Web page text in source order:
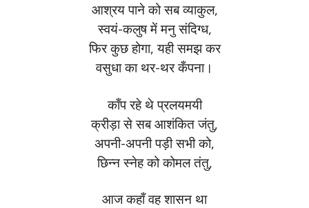
आश्रय पाने को सब व्याकुल,
स्वयं-कलुष में मनु संदिग्ध,
फिर कुछ होगा, यही समझ कर
वसुधा का थर-थर कँपना।
काँप रहे थे प्रलयमयी
क्रीड़ा से सब आशंकित जंतु,
अपनी-अपनी पड़ी सभी को,
छिन्न स्नेह को कोमल तंतु,
आज कहाँ वह शासन था